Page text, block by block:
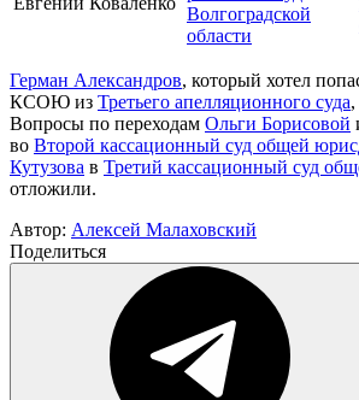
Волгоградской
области
Герман Александров, который хотел
КСОЮ из Третьего апелляционного суда
Вопросы по переходам Ольги Борисовой
во Второй кассационный суд общей
Кутузова в Третий кассационный суд
отложили.
Автор: Алексей Малаховский
Поделиться